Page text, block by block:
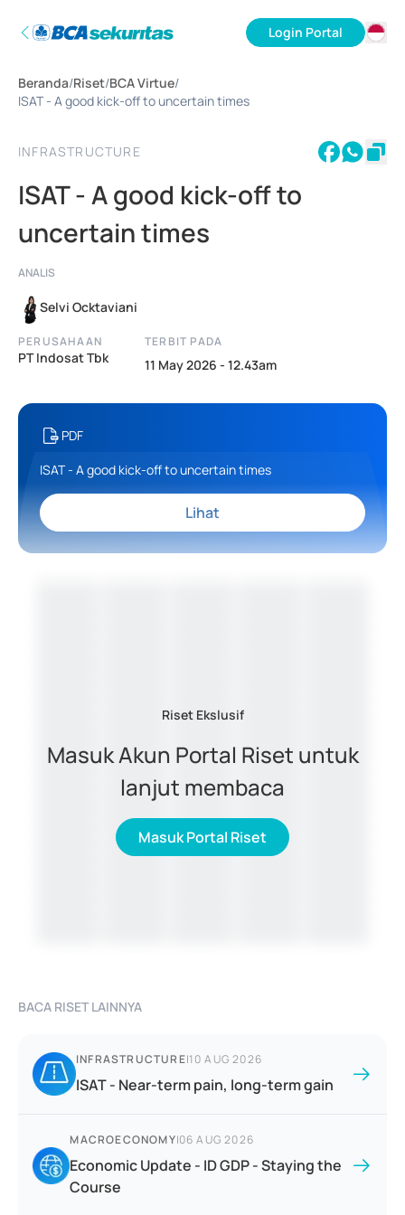
Login Portal
Beranda/Riset/BCA Virtue/
ISAT - A good kick-off to uncertain times
INFRASTRUCTURE
ISAT - A good kick-off to
uncertain times
ANALIS
Selvi Ocktaviani
PERUSAHAAN
PT Indosat Tbk
TERBIT PADA
11 May 2026 - 12.43am
PDF
ISAT - A good kick-off to uncertain times
Lihat
Riset Ekslusif
Masuk Akun Portal Riset untuk
lanjut membaca
Masuk Portal Riset
BACA RISET LAINNYA
INFRASTRUCTURE|10 AUG 2026
ISAT - Near-term pain, long-term gain
MACROECONOMY|06 AUG 2026
Economic Update - ID GDP - Staying the
Course